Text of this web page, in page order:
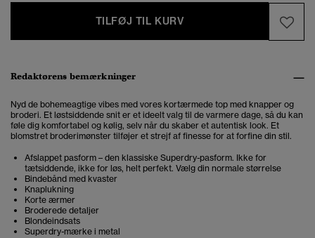
TILFØJ TIL KURV
Redaktørens bemærkninger
Nyd de bohemeagtige vibes med vores kortærmede top med knapper og
broderi. Et løstsiddende snit er et ideelt valg til de varmere dage, så du kan
føle dig komfortabel og kølig, selv når du skaber et autentisk look. Et
blomstret broderimønster tilføjer et strejf af finesse for at forfine din stil.
Afslappet pasform – den klassiske Superdry-pasform. Ikke for
tætsiddende, ikke for løs, helt perfekt. Vælg din normale størrelse
Bindebånd med kvaster
Knaplukning
Korte ærmer
Broderede detaljer
Blondeindsats
Superdry-mærke i metal